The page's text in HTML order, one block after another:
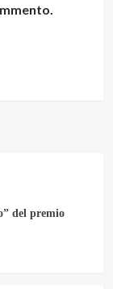
del premio